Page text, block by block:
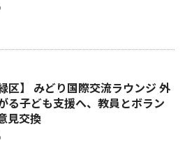
区】 みどり国際交流ラウンジ 外
る子ども支援へ、教員とボラン
見交換